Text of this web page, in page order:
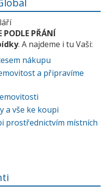
PŘÁNÍ
. A najdeme i tu Vaši:
nákupu
a připravíme
a vše ke koupi
prostřednictvím místních